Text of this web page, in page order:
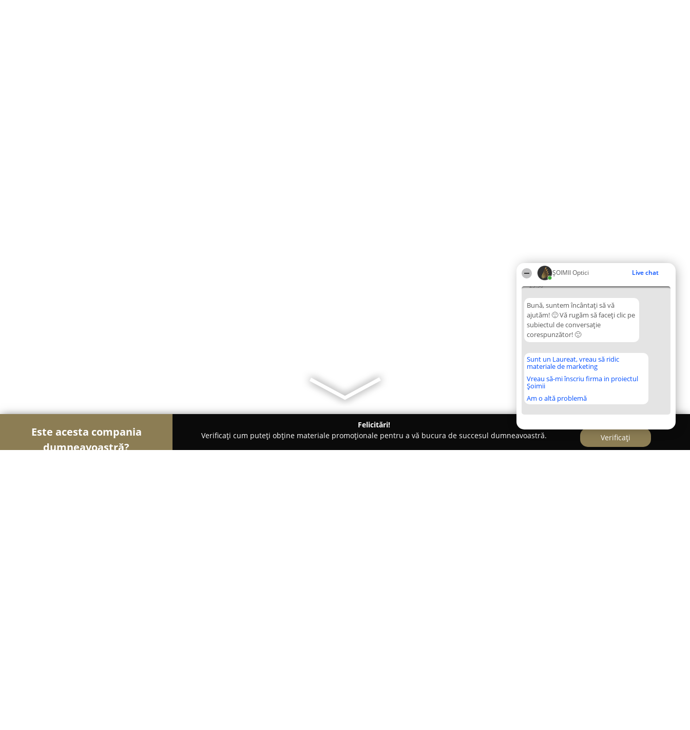
ȘOIMII Optici Live chat
23:56
Bună, suntem încântați să vă
ajutăm! 🙂 Vă rugăm să faceți clic pe
subiectul de conversație
corespunzător! 🙂
Sunt un Laureat, vreau să ridic
materiale de marketing
Vreau să-mi înscriu firma in proiectul
Șoimii
Am o altă problemă
Este acesta compania
dumneavoastră?
Felicitări!
Verificați cum puteți obține materiale promoționale pentru a vă bucura de succesul dumneavoastră.
Verificați